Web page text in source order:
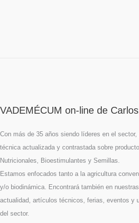
VADEMÉCUM on-line de
Con más de 35 años siendo líderes en el
técnica actualizada y contrastada sobre
Nutricionales, Bioestimulantes y Semillas.
Estamos enfocados tanto a la agricultura
y/o biodinámica. Encontrará también en
actualidad, artículos técnicos, ferias, eventos y
del sector.